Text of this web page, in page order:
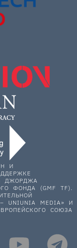
И
ДЖОРДЖА
ФОНДА (GMF TF).
UNIUNIA MEDIA» И
СОЮЗА